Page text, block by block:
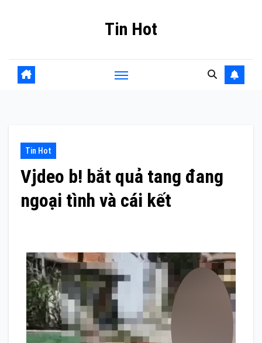
Tin Hot
Tin Hot
Vjdeo b! bắt quả tang đang
ngoại tình và cái kết